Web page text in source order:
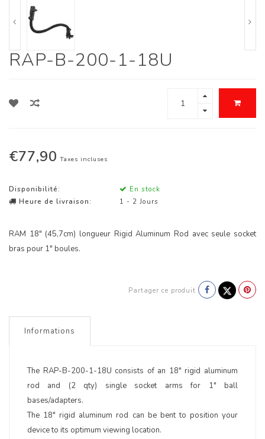
RAP-B-200-1-18U
€77,90 Taxes incluses
Disponibilité:
En stock
Heure de livraison:
1 - 2 Jours
RAM 18" (45,7cm) longueur Rigid Aluminum Rod avec seule socket
bras pour 1" boules.
Partager ce produit
Informations
The RAP-B-200-1-18U consists of an 18" rigid aluminum
rod and (2 qty) single socket arms for 1" ball
bases/adapters.
The 18" rigid aluminum rod can be bent to position your
device to its optimum viewing location.